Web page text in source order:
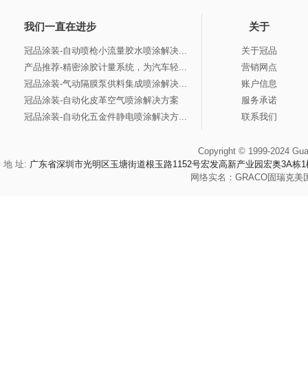
我们一直在进步
冠品涂装-自动喷枪小流量胶水喷涂解决...
产品推荐-精密涂胶计量系统，为汽车轻...
冠品涂装-气动隔膜泵供料集成喷涂解决...
冠品涂装-自动化皮革空气喷涂解决方案
冠品涂装-自动化五金件静电喷涂解决方...
关于
关于冠品
营销网点
账户信息
服务承诺
联系我们
Copyright © 1999-2024
地 址: 广东省深圳市光明区玉塘街道根玉路1152号宏发高新产业园宏奥3A栋1
网络实名： GRACO固瑞克美